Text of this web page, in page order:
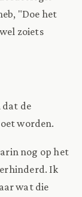
"Doe het
zoiets
dat de
worden.
nog op het
Ik
wat die